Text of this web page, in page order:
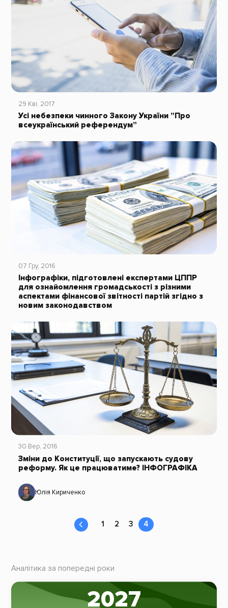
29 Кві, 2017
Усі небезпеки чинного Закону України ”Про
всеукраїнський референдум”
07 Гру, 2016
Інфографіки, підготовлені експертами ЦППР
для ознайомлення громадськості з різними
аспектами фінансової звітності партій згідно з
новим законодавством
30 Вер, 2016
Зміни до Конституції, що запускають судову
реформу. Як це працюватиме? ІНФОГРАФІКА
Юлія Кириченко
1 2 3 4
Аналітика за попередні роки
2027